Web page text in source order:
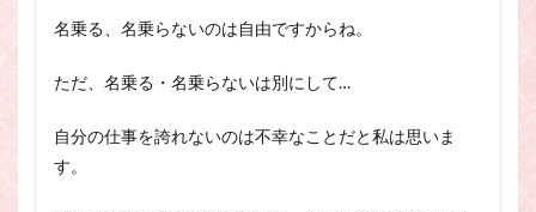
名乗る、名乗らないのは自由ですからね。
ただ、名乗る・名乗らないは別にして…
自分の仕事を誇れないのは不幸なことだと私は思いま
す。